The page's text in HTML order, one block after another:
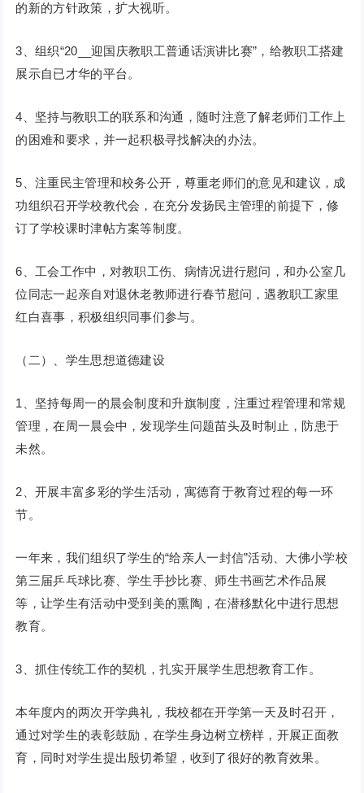
的新的方针政策，扩大视听。
3、组织“20__迎国庆教职工普通话演讲比赛”，给教职工搭建
展示自已才华的平台。
4、坚持与教职工的联系和沟通，随时注意了解老师们工作上
的困难和要求，并一起积极寻找解决的办法。
5、注重民主管理和校务公开，尊重老师们的意见和建议，成
功组织召开学校教代会，在充分发扬民主管理的前提下，修
订了学校课时津帖方案等制度。
6、工会工作中，对教职工伤、病情况进行慰问，和办公室几
位同志一起亲自对退休老教师进行春节慰问，遇教职工家里
红白喜事，积极组织同事们参与。
（二）、学生思想道德建设
1、坚持每周一的晨会制度和升旗制度，注重过程管理和常规
管理，在周一晨会中，发现学生问题苗头及时制止，防患于
未然。
2、开展丰富多彩的学生活动，寓德育于教育过程的每一环
节。
一年来，我们组织了学生的“给亲人一封信”活动、大佛小学校
第三届乒乓球比赛、学生手抄比赛、师生书画艺术作品展
等，让学生有活动中受到美的熏陶，在潜移默化中进行思想
教育。
3、抓住传统工作的契机，扎实开展学生思想教育工作。
本年度内的两次开学典礼，我校都在开学第一天及时召开，
通过对学生的表彰鼓励，在学生身边树立榜样，开展正面教
育，同时对学生提出殷切希望，收到了很好的教育效果。